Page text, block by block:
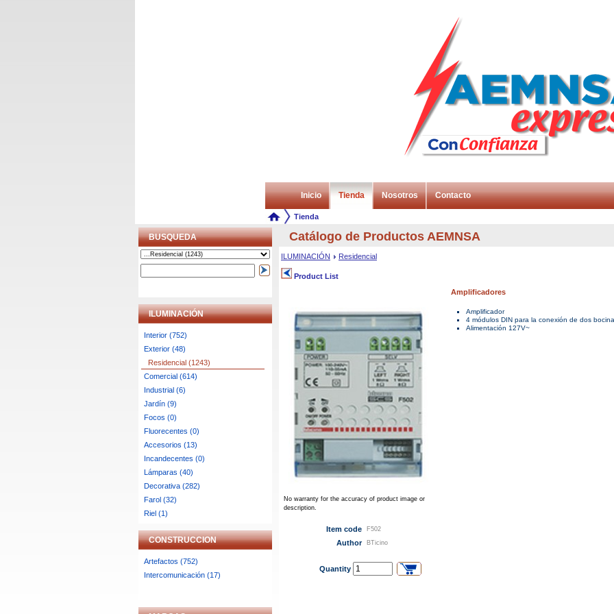
Inicio Tienda Nosotros Contacto
Tienda
BUSQUEDA
ILUMINACIÓN
Interior (752)
Exterior (48)
Residencial (1243)
Comercial (614)
Industrial (6)
Jardín (9)
Focos (0)
Fluorecentes (0)
Accesorios (13)
Incandecentes (0)
Lámparas (40)
Decorativa (282)
Farol (32)
Riel (1)
CONSTRUCCION
Artefactos (752)
Intercomunicación (17)
Catálogo de Productos AEMNSA
ILUMINACIÓN Residencial
Product List
Amplificadores
No warranty for the accuracy of product image or
description.
Item code F502
Author BTicino
Quantity
Amplificador
4 módulos DIN para la conexión de dos
Alimentación 127V~